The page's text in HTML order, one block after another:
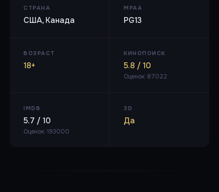
СТРАНА
США, Канада
MPAA
PG13
ВОЗРАСТ
18+
КИНОПОИСК
5.8 / 10
Оценок: 87022
IMDB
5.7 / 10
Оценок: 193000
3D
Да